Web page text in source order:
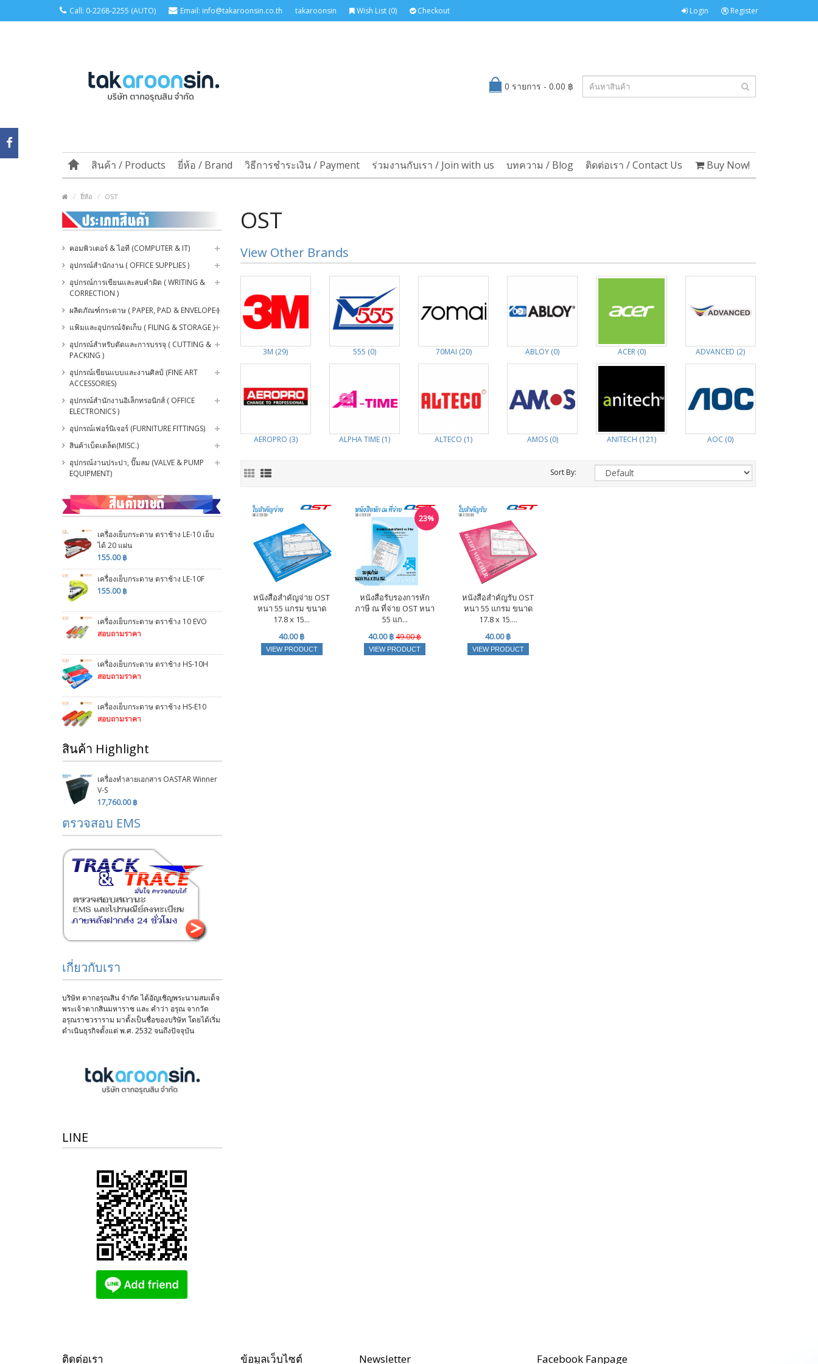
Call: 0-2268-2255 (AUTO) Email: info@takaroonsin.co.th takaroonsin Wish List (0) Checkout Login Register
0 รายการ - 0.00 ฿
สินค้า / Products ยี่ห้อ / Brand วิธีการชำระเงิน / Payment ร่วมงานกับเรา / Join with us บทความ / Blog ติดต่อเรา / Contact Us Buy Now!
ยี่ห้อ OST
คอมพิวเตอร์ & ไอที (COMPUTER & IT)
อุปกรณ์สำนักงาน ( OFFICE SUPPLIES )
อุปกรณ์การเขียนและลบคำผิด ( WRITING &
CORRECTION )
ผลิตภัณฑ์กระดาษ ( PAPER, PAD & ENVELOPE )
แฟ้มและอุปกรณ์จัดเก็บ ( FILING & STORAGE )
อุปกรณ์สำหรับตัดและการบรรจุ ( CUTTING &
PACKING )
อุปกรณ์เขียนแบบและงานศิลป์ (FINE ART
ACCESSORIES)
อุปกรณ์สำนักงานอิเล็กทรอนิกส์ ( OFFICE
ELECTRONICS )
อุปกรณ์เฟอร์นิเจอร์ (FURNITURE FITTINGS)
สินค้าเบ็ดเตล็ด(MISC.)
อุปกรณ์งานประปา, ปั๊มลม (VALVE & PUMP
EQUIPMENT)
เครื่องเย็บกระดาษ ตราช้าง LE-10 เย็บ
ได้ 20 แผ่น
155.00 ฿
เครื่องเย็บกระดาษ ตราช้าง LE-10F
155.00 ฿
เครื่องเย็บกระดาษ ตราช้าง 10 EVO
สอบถามราคา
เครื่องเย็บกระดาษ ตราช้าง HS-10H
สอบถามราคา
เครื่องเย็บกระดาษ ตราช้าง HS-E10
สอบถามราคา
สินค้า Highlight
เครื่องทำลายเอกสาร OASTAR Winner
V-S
17,760.00 ฿
ตรวจสอบ EMS
เกี่ยวกับเรา
บริษัท ตากอรุณสิน จำกัด ได้อัญเชิญพระนามสมเด็จ
พระเจ้าตากสินมหาราช และ คำว่า อรุณ จากวัด
อรุณราชวราราม มาตั้งเป็นชื่อของบริษัท โดยได้เริ่ม
ดำเนินธุรกิจตั้งแต่ พ.ศ. 2532 จนถึงปัจจุบัน
LINE
OST
View Other Brands
3M (29) 555 (0) 70MAI (20) ABLOY (0) ACER (0) ADVANCED (2)
AEROPRO (3) ALPHA TIME (1) ALTECO (1) AMOS (0) ANITECH (121) AOC (0)
Sort By:
หนังสือสำคัญจ่าย OST
หนา 55 แกรม ขนาด
17.8 x 15...
40.00 ฿
VIEW PRODUCT
หนังสือรับรองการหัก
ภาษี ณ ที่จ่าย OST หนา
55 แก...
40.00 ฿49.00 ฿
23%
VIEW PRODUCT
หนังสือสำคัญรับ OST
หนา 55 แกรม ขนาด
17.8 x 15....
40.00 ฿
VIEW PRODUCT
ติดต่อเรา ข้อมูลเว็บไซต์ Newsletter Facebook Fanpage